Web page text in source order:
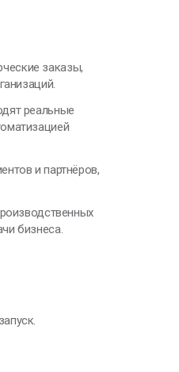
заказы,
реальные
и партнёров,
бизнеса.